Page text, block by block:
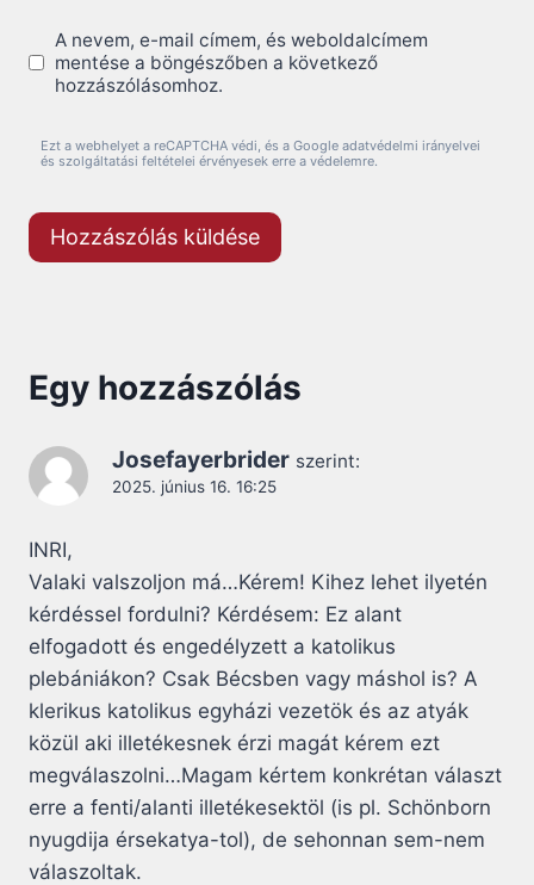
A nevem, e-mail címem, és weboldalcímem
mentése a böngészőben a következő
hozzászólásomhoz.
Ezt a webhelyet a reCAPTCHA védi, és a Google adatvédelmi irányelvei
és szolgáltatási feltételei érvényesek erre a védelemre.
Egy hozzászólás
Josefayerbrider szerint:
2025. június 16. 16:25
INRI,
Valaki valszoljon má…Kérem! Kihez lehet ilyetén
kérdéssel fordulni? Kérdésem: Ez alant
elfogadott és engedélyzett a katolikus
plebániákon? Csak Bécsben vagy máshol is? A
klerikus katolikus egyházi vezetök és az atyák
közül aki illetékesnek érzi magát kérem ezt
megválaszolni…Magam kértem konkrétan választ
erre a fenti/alanti illetékesektöl (is pl. Schönborn
nyugdija érsekatya-tol), de sehonnan sem-nem
válaszoltak.